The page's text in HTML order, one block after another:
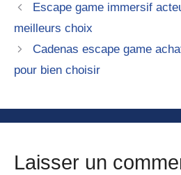
Escape game immersif
meilleurs choix
Cadenas escape game
pour bien choisir
Laisser un